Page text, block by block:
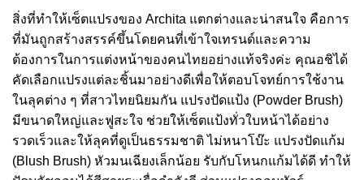
สิ่งที่ทำให้เซ็ตแปรงของ Archita แตกต่างและน่าสนใจ คือการ
ที่มันถูกสร้างสรรค์ขึ้นโดยคนที่เข้าใจเทรนด์และความ
ต้องการในการแต่งหน้าของคนไทยอย่างแท้จริงค่ะ คุณอชิได้
คัดเลือกแปรงแต่ละชิ้นมาอย่างดีเพื่อให้ตอบโจทย์การใช้งาน
ในลุคต่าง ๆ ที่สาวไทยนิยมกัน แปรงปัดแป้ง (Powder Brush)
มีขนาดใหญ่และฟูสะใจ ช่วยให้เซ็ตแป้งทั่วใบหน้าได้อย่าง
รวดเร็วและให้ลุคที่ดูเป็นธรรมชาติ ไม่หนาโบ๊ะ แปรงปัดแก้ม
(Blush Brush) หัวมนเฉียงเล็กน้อย รับกับโหนกแก้มได้ดี ทำให้